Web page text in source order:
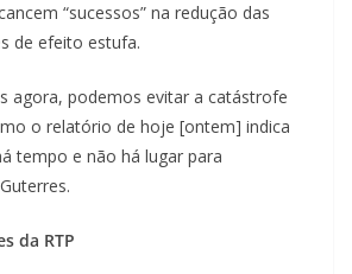
“sucessos” na redução das
de efeito estufa.
agora, podemos evitar a catástrofe
o relatório de hoje [ontem] indica
tempo e não há lugar para
da RTP